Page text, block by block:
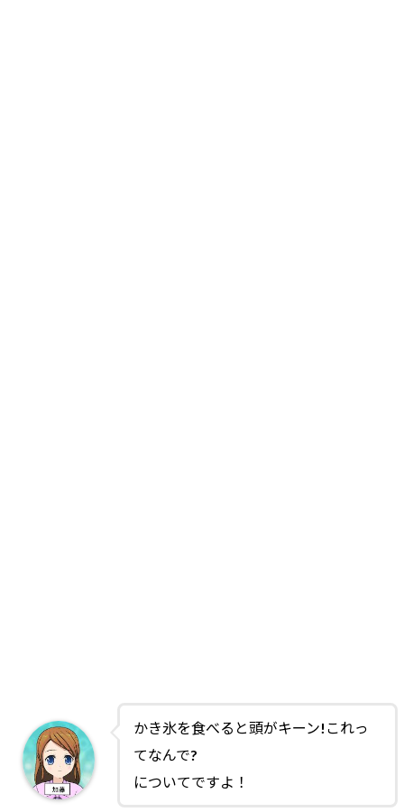
かき氷を食べると頭がキーン!これっ
てなんで?
についてですよ！